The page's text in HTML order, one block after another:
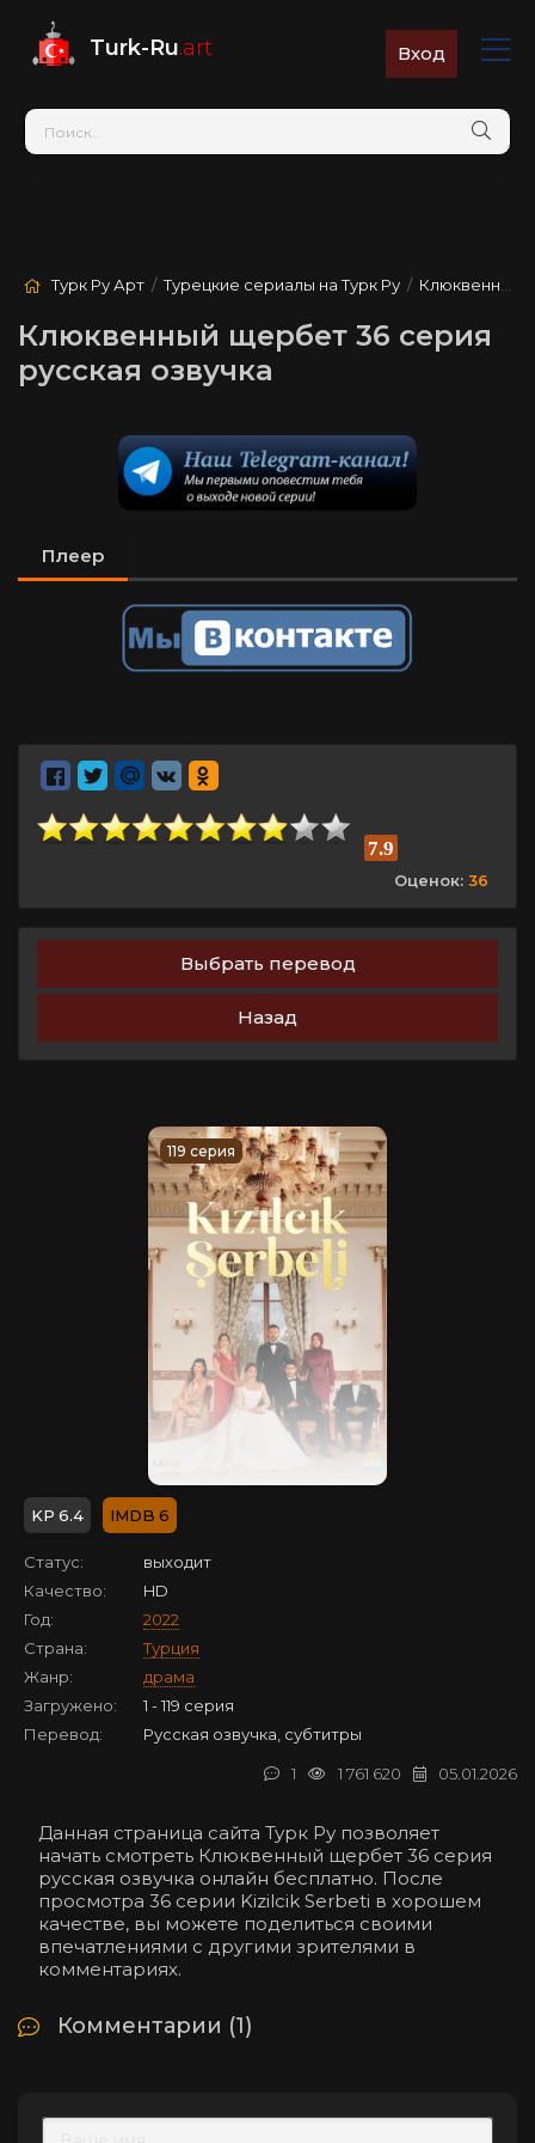
Turk-Ru.art Вход
Турк Ру Арт /Турецкие сериалы на Турк Ру / Клюквенный щербет
Клюквенный щербет 36 серия
русская озвучка
Плеер
7.9
Оценок: 36
Выбрать перевод
Назад
119 серия
6.4 6
Статус:
выходит
Качество:
HD
Год:
2022
Страна:
Турция
Жанр:
драма
Загружено:
1 - 119 серия
Перевод:
Русская озвучка, субтитры
05.01.2026
1 761 620
1
Данная страница сайта Турк Ру позволяет
начать смотреть Клюквенный щербет 36 серия
русская озвучка онлайн бесплатно. После
просмотра 36 серии Kizilcik Serbeti в хорошем
качестве, вы можете поделиться своими
впечатлениями с другими зрителями в
комментариях.
Комментарии (1)